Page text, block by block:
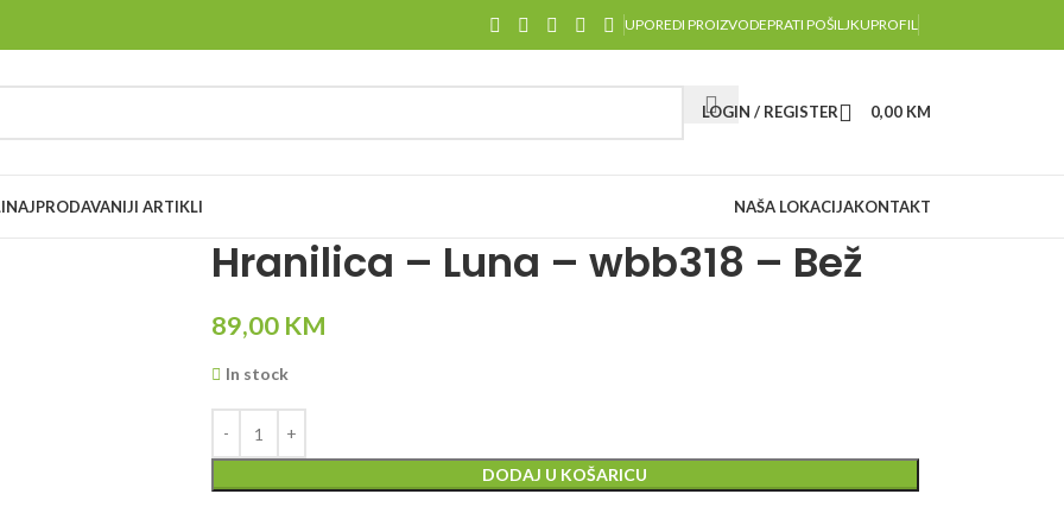
UPOREDI PROIZVODEPRATI POŠILJKUPROFIL
LOGIN / REGISTER 0,00 KM
NAJPRODAVANIJI ARTIKLI NAŠA LOKACIJAKONTAKT
Hranilica – Luna – wbb318 – Bež
89,00 KM
In stock
DODAJ U KOŠARICU